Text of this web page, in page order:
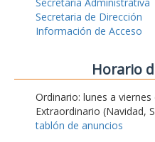
Secretaria de Dirección
Información de Acceso
Horario
Ordinario: lunes a viernes
Extraordinario (Navidad,
tablón de anuncios